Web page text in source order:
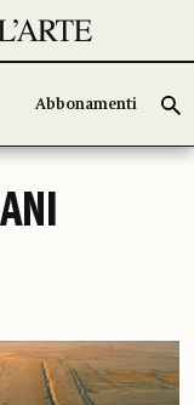
Abbonamenti
Abbonamenti